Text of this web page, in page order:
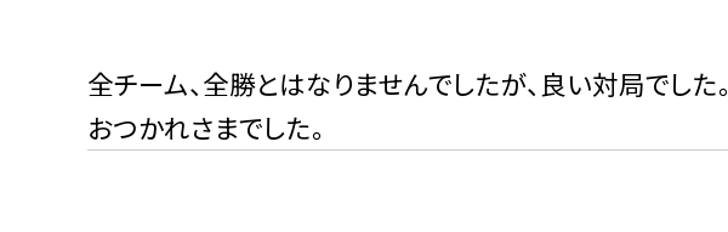
全チーム、全勝とはなりませんでしたが、良い対局でした。
おつかれさまでした。